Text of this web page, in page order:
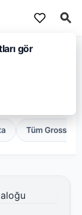
gör
Tüm Gross 16